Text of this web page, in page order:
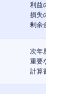
利益の分
損失の処
剰余金の
次年度の
重要な方
計算書類